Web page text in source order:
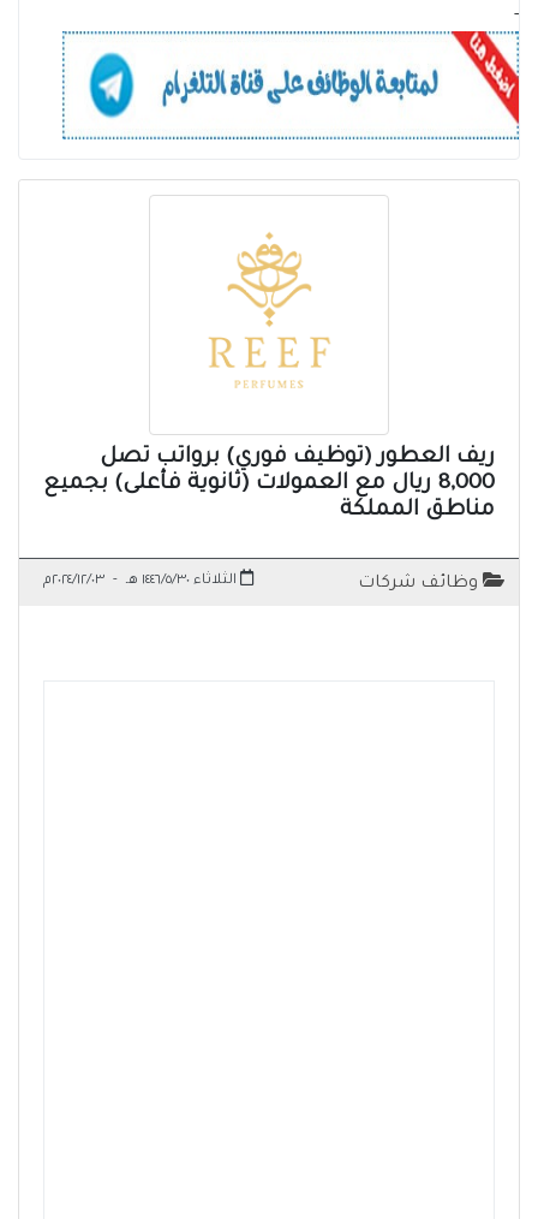
-
ريف العطور (توظيف فوري) برواتب تصل
8,000 ريال مع العمولات (ثانوية فأعلى) بجميع
مناطق المملكة
وظائف شركات الثلاثاء ١٤٤٦/٥/٣٠ هـ - ٢٠٢٤/١٢/٠٣م